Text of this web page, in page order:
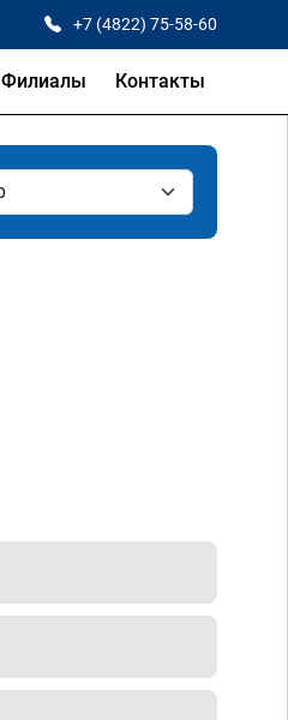
+7 (4822) 75-58-60
Филиалы Контакты